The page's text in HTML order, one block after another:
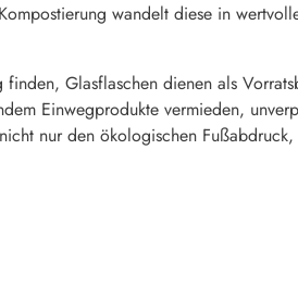
wandelt diese in
Glasflaschen dienen als
Einwegprodukte vermieden,
nur den ökologischen